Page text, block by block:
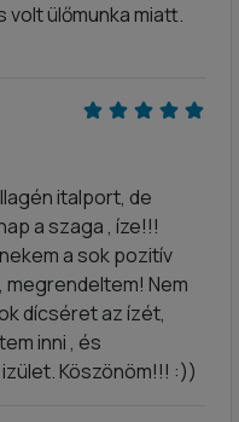
volt ülőmunka miatt.
italport, de
a szaga , íze!!!
a sok pozitív
Nem
dícséret az ízét,
inni , és
Köszönöm!!! :))